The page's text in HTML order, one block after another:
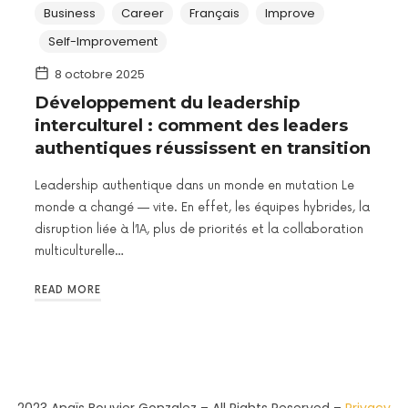
Business Career Français
Improve
Self-Improvement
8 octobre 2025
Développement du leadership
interculturel : comment des leaders
authentiques réussissent en transition
Leadership authentique dans un monde en mutation Le
monde a changé — vite. En effet, les équipes hybrides, la
disruption liée à l’IA, plus de priorités et la collaboration
multiculturelle…
READ MORE